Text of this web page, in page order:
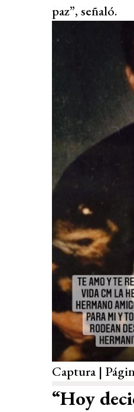
paz”, señaló.
Captura |
“Hoy